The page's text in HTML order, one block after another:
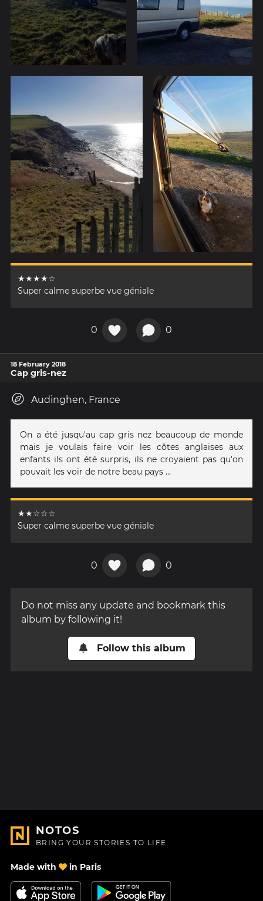
★★★★☆
Super calme superbe vue géniale
0 0
18 February 2018
Cap gris-nez
Audinghen, France
On a été jusqu'au cap gris nez beaucoup de monde
mais je voulais faire voir les côtes anglaises aux
enfants ils ont été surpris, ils ne croyaient pas qu'on
pouvait les voir de notre beau pays ...
★★☆☆☆
Super calme superbe vue géniale
0 0
Do not miss any update and bookmark this
album by following it!
Follow this album
NOTOS
BRING YOUR STORIES TO LIFE
Made with in Paris